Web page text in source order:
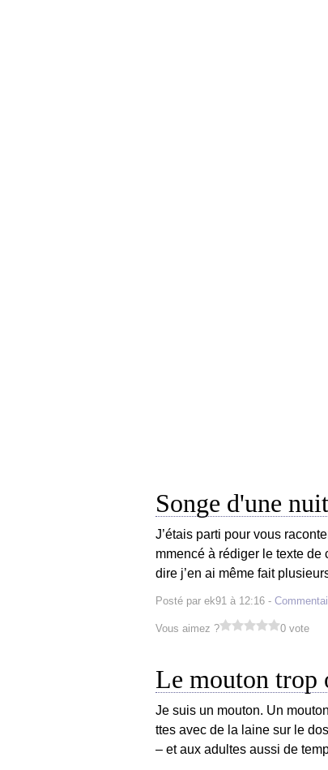
Songe d'une
J’étais parti pour vous
mmencé à rédiger le texte de
dire j’en ai même fait
Posté par ek91 à 12:16 -
Vous aimez ? 0 vote
Le mouton trop
Je suis un mouton. Un
ttes avec de la laine sur le
– et aux adultes aussi de